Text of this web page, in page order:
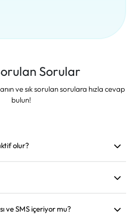
Sorular
ve sık sorulan sorulara hızla cevap
bulun!
olur?
öneririz.
miktarını tükettiğinizde hız
ve SMS içeriyor mu?